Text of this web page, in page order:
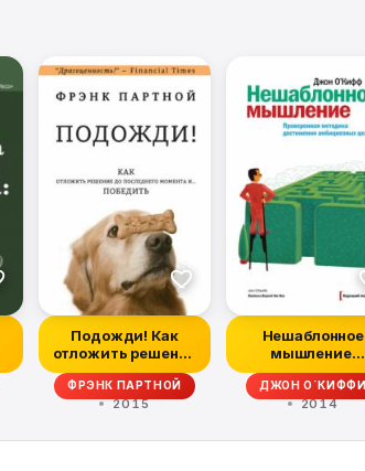
Подожди! Как
отложить решение
до последнего
момент...
ФРЭНК ПАРТНОЙ
2015
Нешаблонное
мышление.
Проверенная
методика
достиже...
ДЖОН О`КИФФИ
2014